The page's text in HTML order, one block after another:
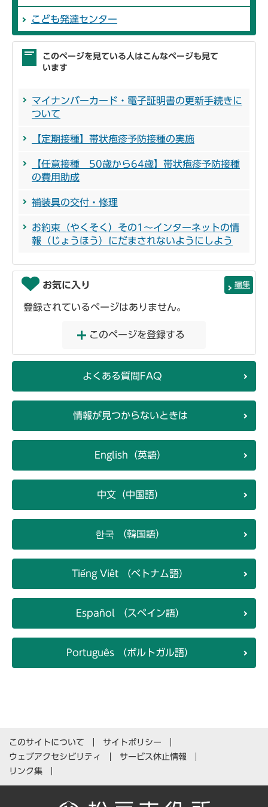
こども発達センター
このページを見ている人はこんなページも見て
います
マイナンバーカード・電子証明書の更新手続きに
ついて
【定期接種】帯状疱疹予防接種の実施
【任意接種 50歳から64歳】帯状疱疹予防接種
の費用助成
補装具の交付・修理
お約束（やくそく）その1～インターネットの情
報（じょうほう）にだまされないようにしよう
お気に入り 編集
登録されているページはありません。
このページを登録する
よくある質問FAQ
情報が見つからないときは
English（英語）
中文（中国語）
한국 （韓国語）
Tiếng Việt （ベトナム語）
Español （スペイン語）
Português （ポルトガル語）
このサイトについて
サイトポリシー
ウェブアクセシビリティ
サービス休止情報
リンク集